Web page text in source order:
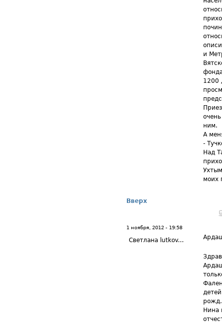
и
1200
ним.
А
-
Над
моих
Вверх
1 ноября, 2012 - 19:58
Светлана lutkov...
Нина